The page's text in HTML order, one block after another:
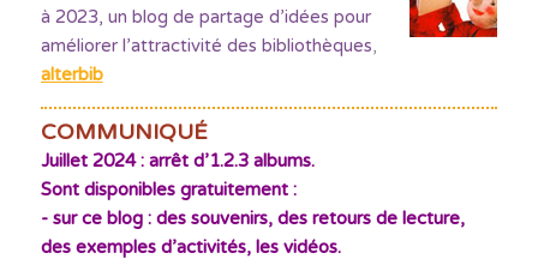
à 2023, un blog de partage d’idées pour
améliorer l’attractivité des bibliothèques,
alterbib
COMMUNIQUÉ
Juillet 2024 : arrêt d’1.2.3 albums.
Sont disponibles gratuitement :
- sur ce blog : des souvenirs, des retours de lecture,
des exemples d’activités, les vidéos.